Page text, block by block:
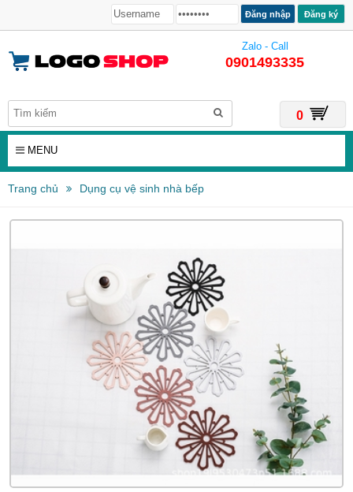
Đăng ký
Zalo - Call
0901493335
0
MENU
Trang chủ Dụng cụ vệ sinh nhà bếp